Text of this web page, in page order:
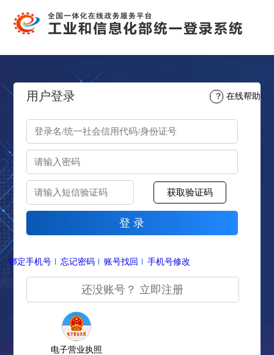
用户登录 ？ 在线帮助
绑定手机号 忘记密码 账号找回 手机号修改
还没账号？ 立即注册
电子营业执照